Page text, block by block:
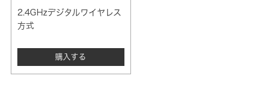
2.4GHzデジタルワイヤレス
方式
購入する